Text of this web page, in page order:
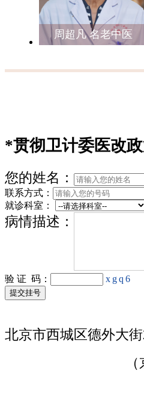
周超凡 名老中医
*贯彻卫计委医改
您的姓名：
联系方式：
就诊科室：
病情描述：
验 证 码： xgq6
北京市西城区德外大